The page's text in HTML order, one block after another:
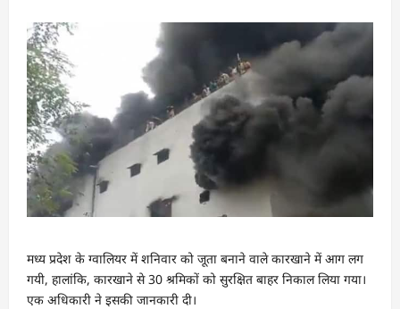
मध्य प्रदेश के ग्वालियर में शनिवार को जूता बनाने वाले कारखाने में आग लग
गयी, हालांकि, कारखाने से 30 श्रमिकों को सुरक्षित बाहर निकाल लिया गया।
एक अधिकारी ने इसकी जानकारी दी।